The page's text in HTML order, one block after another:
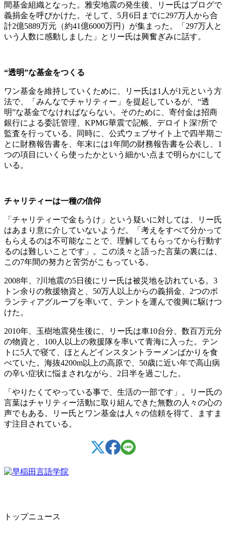
間基金組織となった。雅安地震の発生後、リー氏はブログで
義捐金を呼びかけた。そして、5月6日までに297万人から合
計2億5889万元（約41億6000万円）が集まった。「297万人と
いう人数に感動しました」とリー氏は興奮ぎみに話す。
“透明”な基金をつくる
ワン基金を維持していくために、リー氏は1人が1元という方
法で、「みんなでチャリティー」を提起しているが、“透
明”な基金でなければならない。そのために、寄付金は招商
銀行による委託管理、KPMG華震で記帳、デロイト深?所で
監査を行っている。同時に、公式ウェブサイト上で四半期ご
とに財務報告書を、年末には1年間の財務報告書を公表し、1
つの項目にいくら使ったかという細かい点まで明らかにして
いる。
チャリティーは一種の信仰
「チャリティーで金もうけ」という疑いに対しては、リー氏
はあまり意に介していないようだ。「考えをすべて分かって
もらえるのは不可能なことで、理解してもらってから行動す
るのは難しいことです」。この淡々と語った言葉の裏には、
この7年間の努力と苦労がこもっている。
2008年、?川地震の5日後にリー氏は被災地を訪れている。3
トン余りの救援物資と、50万人以上からの義捐金、2つのボ
ランティアグループを率いて、テントを運んで復興に駆けつ
けた。
2010年、玉樹地震発生後に、リー氏は車10台分、数百万元分
の物資と、100人以上の救援隊を率いて青海に入った。テン
トに5人で寝て、ほとんどインスタントラーメンばかりを食
べていた。海抜4200m以上の高原で、50歳に近い年で高山病
の辛い症状に悩まされながら、2日半を過ごした。
「やりたくてやっている事で、生活の一部です」。リー氏の
言葉はチャリティー活動に取り組んできた無数の人々の心の
声でもある。リー氏とワン基金は人々の信頼を得て、ますま
す注目されている。
トップニュース